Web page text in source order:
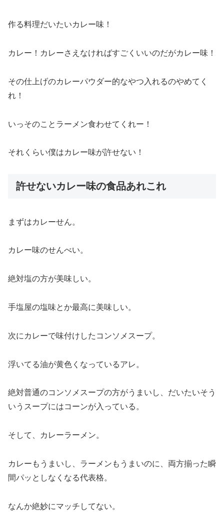
作る料理だいたいカレー味！
カレー！カレーさえなければすごくいいのだがカレー味！
その仕上げのカレーパウダー的なやつ入れるのやめてく
れ！
いっそのことラーメン食わせてくれー！
それくらい僕はカレー味が許せない！
許せないカレー味の食品あれこれ
まずはカレーせん。
カレー味のせんべい。
絶対塩の方が美味しい。
手塩屋の塩味とか最高に美味しい。
次にカレーで味付けしたコンソメスープ。
浮いてる油が黄色くなっているアレ。
絶対普通のコンソメスープの方がうまいし、だいたいそう
いうスープにはコーンが入っている。
そして、カレーラーメン。
カレーもうまいし、ラーメンもうまいのに、両方揃った瞬
間パッとしなくなる代表格。
なんか絶妙にマッチしてない。